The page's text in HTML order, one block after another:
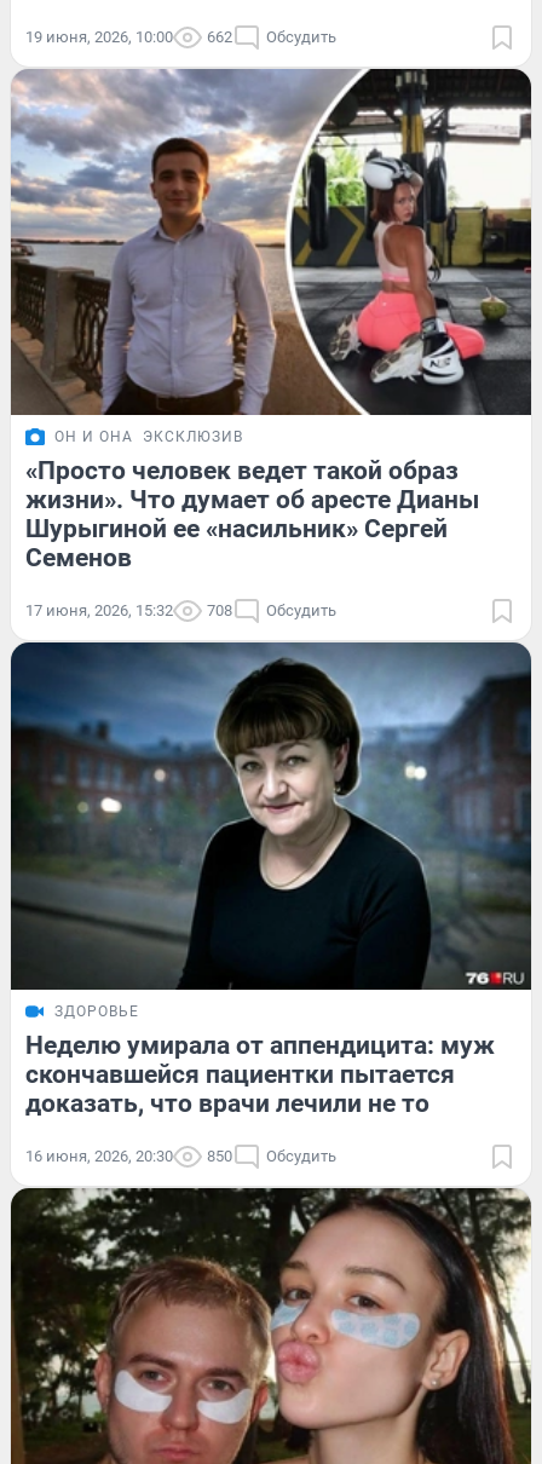
19 июня, 2026, 10:00 662 Обсудить
ОН И ОНА ЭКСКЛЮЗИВ
«Просто человек ведет такой образ
жизни». Что думает об аресте Дианы
Шурыгиной ее «насильник» Сергей
Семенов
17 июня, 2026, 15:32 708 Обсудить
ЗДОРОВЬЕ
Неделю умирала от аппендицита: муж
скончавшейся пациентки пытается
доказать, что врачи лечили не то
16 июня, 2026, 20:30 850 Обсудить